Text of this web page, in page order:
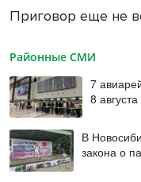
Приговор еще не
Районные СМИ
7
8 августа
В
закона о